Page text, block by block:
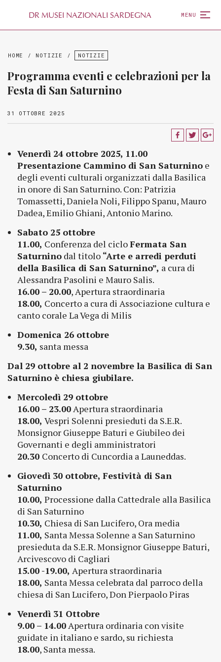
DR MUSEI NAZIONALI SARDEGNA MENU
HOME / NOTIZIE / NOTIZIE
Programma eventi e celebrazioni per la
Festa di San Saturnino
31 OTTOBRE 2025
Venerdì 24 ottobre 2025, 11.00
Presentazione Cammino di San Saturnino e
degli eventi culturali organizzati dalla Basilica
in onore di San Saturnino. Con: Patrizia
Tomassetti, Daniela Noli, Filippo Spanu, Mauro
Dadea, Emilio Ghiani, Antonio Marino.
Sabato 25 ottobre
11.00, Conferenza del cicloFermata San
Saturnino dal titolo “Arte e arredi perduti
della Basilica di San Saturnino”, a cura di
Alessandra Pasolini e Mauro Salis.
16.00 – 20.00, Apertura straordinaria
18.00, Concerto a cura di Associazione cultura e
canto corale La Vega di Milis
Domenica 26 ottobre
9.30, santa messa
Dal 29 ottobre al 2 novembre la Basilica di San
Saturnino è chiesa giubilare.
Mercoledì 29 ottobre
16.00 – 23.00Apertura straordinaria
18.00, Vespri Solenni presieduti da S.E.R.
Monsignor Giuseppe Baturi e Giubileo dei
Governanti e degli amministratori
20.30 Concerto di Cuncordia a Launeddas.
Giovedì 30 ottobre, Festività di San
Saturnino
10.00, Processione dalla Cattedrale alla Basilica
di San Saturnino
10.30, Chiesa di San Lucifero, Ora media
11.00, Santa Messa Solenne a San Saturnino
presieduta da S.E.R. Monsignor Giuseppe Baturi,
Arcivescovo di Cagliari
15.00 -19.00, Apertura straordinaria
18.00, Santa Messa celebrata dal parroco della
chiesa di San Lucifero, Don Pierpaolo Piras
Venerdì 31 Ottobre
9.00 – 14.00Apertura ordinaria con visite
guidate in italiano e sardo, su richiesta
18.00, Santa messa.